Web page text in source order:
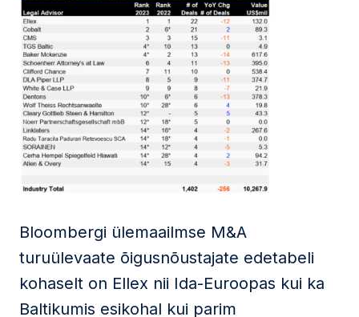
Bloombergi ülemaailmse M&A
turuülevaate õigusnõustajate edetabeli
kohaselt on Ellex nii Ida-Euroopas kui ka
Baltikumis esikohal kui parim